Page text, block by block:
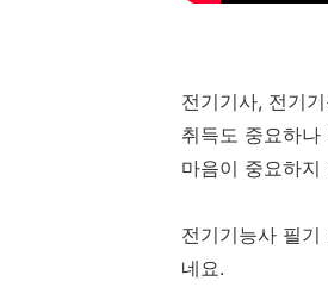
전기기사, 전기
취득도 중요하
마음이 중요하
전기기능사 필
네요.